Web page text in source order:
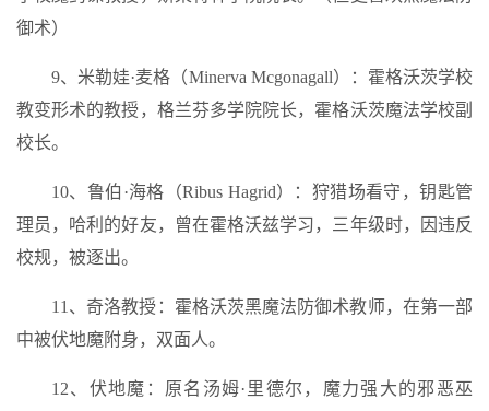
御术）
9、米勒娃·麦格（Minerva Mcgonagall）：霍格沃茨学校
教变形术的教授，格兰芬多学院院长，霍格沃茨魔法学校副
校长。
10、鲁伯·海格（Ribus Hagrid）：狩猎场看守，钥匙管
理员，哈利的好友，曾在霍格沃兹学习，三年级时，因违反
校规，被逐出。
11、奇洛教授：霍格沃茨黑魔法防御术教师，在第一部
中被伏地魔附身，双面人。
12、伏地魔：原名汤姆·里德尔，魔力强大的邪恶巫